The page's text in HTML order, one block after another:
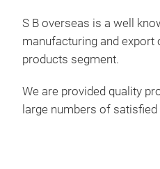
S B overseas is a well
manufacturing and export
products segment.
We are provided quality
large numbers of